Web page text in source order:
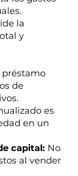
la
y
préstamo
de
es
en un
capital: No
al vender